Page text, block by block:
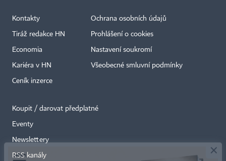
Kontakty
Tiráž redakce HN
Economia
Kariéra v HN
Ceník inzerce
Ochrana osobních údajů
Prohlášení o cookies
Nastavení soukromí
Všeobecné smluvní podmínky
Koupit / darovat předplatné
Eventy
Newslettery
RSS kanály